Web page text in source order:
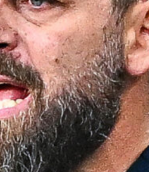
il Genoa prepara il
al Ferraris